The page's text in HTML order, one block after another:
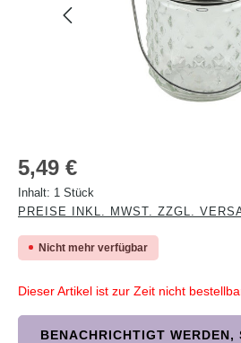
Regulärer Preis:
5,49 €
Inhalt: 1 Stück
PREISE INKL. MWST. ZZGL.
Nicht mehr verfügbar
Dieser Artikel ist zur Zeit nicht
BENACHRICHTIGT